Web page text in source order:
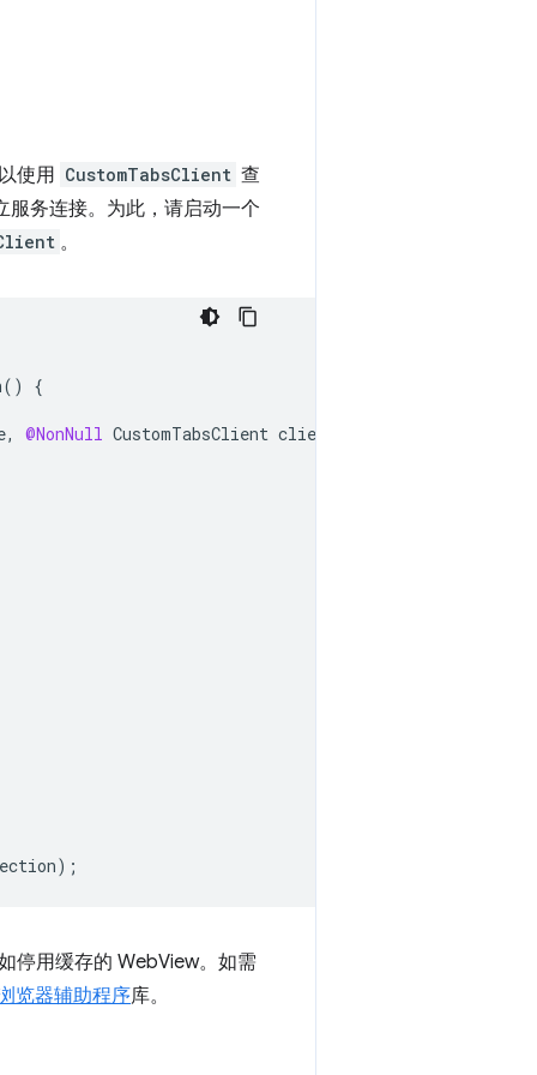
使用 CustomTabsClient 查
服务连接。为此，请启动一个
。
() {
, @NonNull CustomTabsClient client
);
停用缓存的 WebView。如需
览器辅助程序库。